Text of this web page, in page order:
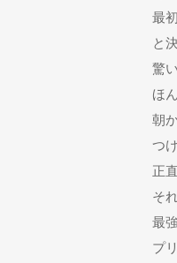
最
と
驚
ほ
朝
つ
正
そ
最
プ